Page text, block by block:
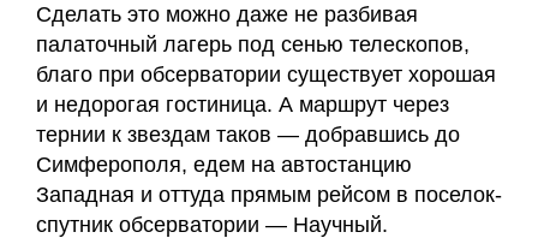
Сделать это можно даже не разбивая
палаточный лагерь под сенью телескопов,
благо при обсерватории существует хорошая
и недорогая гостиница. А маршрут через
тернии к звездам таков — добравшись до
Симферополя, едем на автостанцию
Западная и оттуда прямым рейсом в поселок-
спутник обсерватории — Научный.